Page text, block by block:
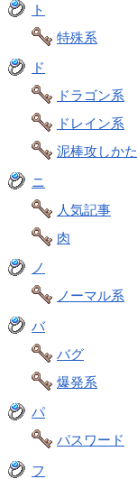
ト
特殊系
ド
ドラゴン系
ドレイン系
泥棒攻しかた
ニ
人気記事
肉
ノ
ノーマル系
バ
バグ
爆発系
パ
パスワード
フ